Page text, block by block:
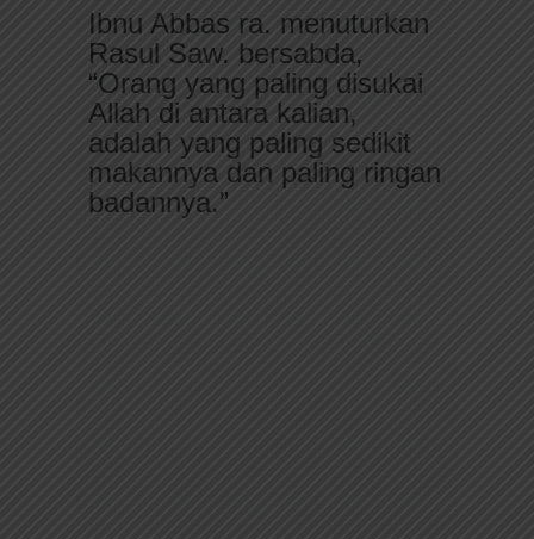
Ibnu Abbas ra. menuturkan
Rasul Saw. bersabda,
“Orang yang paling disukai
Allah di antara kalian,
adalah yang paling sedikit
makannya dan paling ringan
badannya.”